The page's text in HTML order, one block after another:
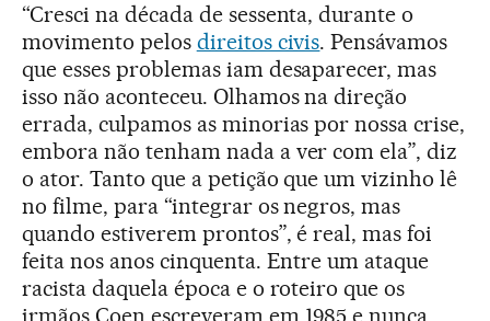
“Cresci na década de sessenta, durante o
movimento pelos direitos civis. Pensávamos
que esses problemas iam desaparecer, mas
isso não aconteceu. Olhamos na direção
errada, culpamos as minorias por nossa crise,
embora não tenham nada a ver com ela”, diz
o ator. Tanto que a petição que um vizinho lê
no filme, para “integrar os negros, mas
quando estiverem prontos”, é real, mas foi
feita nos anos cinquenta. Entre um ataque
racista daquela época e o roteiro que os